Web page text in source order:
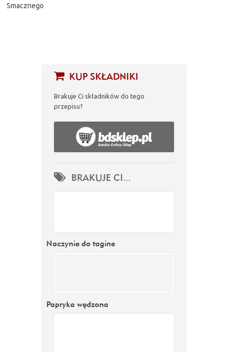
KUP SKŁADNIKI
Brakuje Ci składników do tego
przepisu?
BRAKUJE CI...
Naczynie do tagine
Papryka wędzona
Smacznego